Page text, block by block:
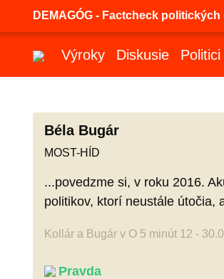
DEMAGÓG - Factcheck
Výroky Diskusie Politici
Béla Bugár
MOST-HÍD
...povedzme si, v roku 2016.
politikov, ktorí neustále útočia,
Kollár a Bugár v O 5 minút 12 -
Pravda